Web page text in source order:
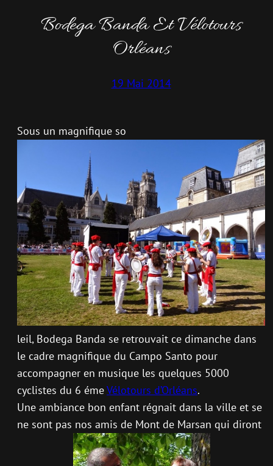
Bodega Banda Et Vélotours
Orléans
19 Mai 2014
Sous un magnifique so
leil, Bodega Banda se retrouvait ce dimanche dans
le cadre magnifique du Campo Santo pour
accompagner en musique les quelques 5000
cyclistes du 6 émeVélotours d’Orléans.
Une ambiance bon enfant régnait dans la ville et se
ne sont pas nos amis de Mont de Marsan qui diront